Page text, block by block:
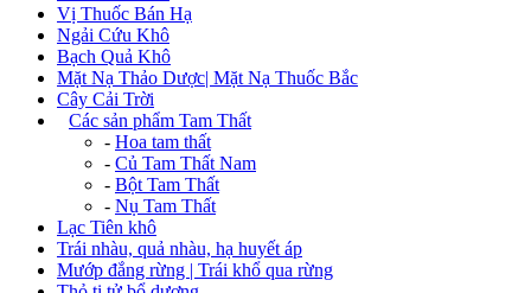
Vị Thuốc Bán Hạ
Ngải Cứu Khô
Bạch Quả Khô
Mặt Nạ Thảo Dược| Mặt Nạ Thuốc Bắc
Cây Cải Trời
Các sản phẩm Tam Thất
- Hoa tam thất
- Củ Tam Thất Nam
- Bột Tam Thất
- Nụ Tam Thất
Lạc Tiên khô
Trái nhàu, quả nhàu, hạ huyết áp
Mướp đắng rừng | Trái khổ qua rừng